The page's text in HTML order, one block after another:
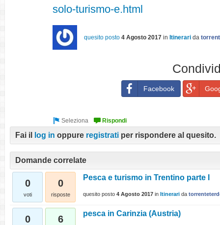
solo-turismo-e.html
quesito posto 4 Agosto 2017 in Itinerari da
Facebook
Fai il log in oppure registrati per rispondere al quesito.
Domande correlate
0
voti
0
risposte
Pesca e turismo in Trentino parte I
quesito posto 4 Agosto 2017 in Itinerari da
0 6
pesca in Carinzia (Austria)